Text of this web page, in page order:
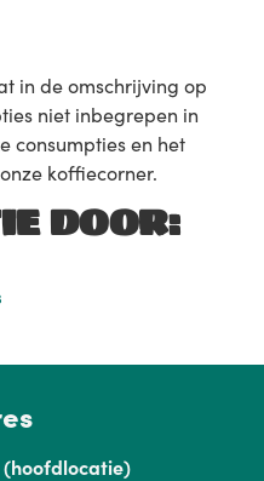
in de omschrijving op
niet inbegrepen in
consumpties en het
koffiecorner.
DOOR: